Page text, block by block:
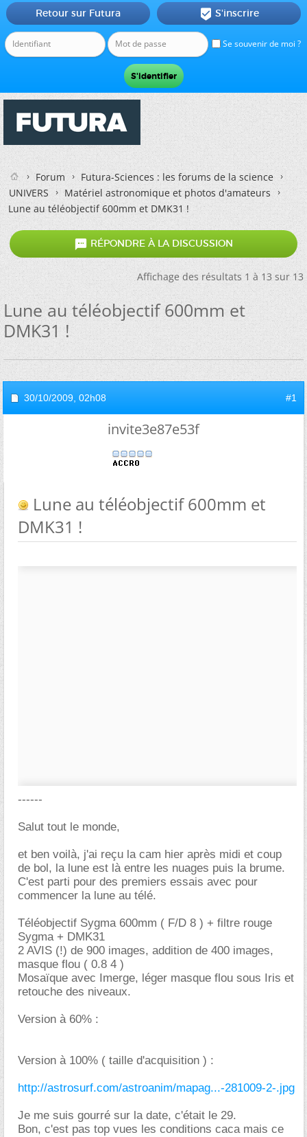
Se souvenir de moi ?
Retour sur Futura  S'inscrire
Forum
Futura-Sciences : les forums de la science
UNIVERS
Matériel astronomique et photos d'amateurs
Lune au téléobjectif 600mm et DMK31 !
 RÉPONDRE À LA DISCUSSION
Affichage des résultats 1 à 13 sur 13
Lune au téléobjectif 600mm et
DMK31 !
30/10/2009, 02h08 #1
invite3e87e53f
Lune au téléobjectif 600mm et
DMK31 !
------
Salut tout le monde,
et ben voilà, j'ai reçu la cam hier après midi et coup
de bol, la lune est là entre les nuages puis la brume.
C'est parti pour des premiers essais avec pour
commencer la lune au télé.
Téléobjectif Sygma 600mm ( F/D 8 ) + filtre rouge
Sygma + DMK31
2 AVIS (!) de 900 images, addition de 400 images,
masque flou ( 0.8 4 )
Mosaïque avec Imerge, léger masque flou sous Iris et
retouche des niveaux.
Version à 60% :
Version à 100% ( taille d'acquisition ) :
http://astrosurf.com/astroanim/mapag...-281009-2-.jpg
Je me suis gourré sur la date, c'était le 29.
Bon, c'est pas top vues les conditions caca mais ce